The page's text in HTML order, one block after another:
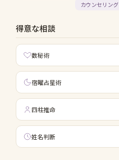
カウンセリング
得意な相談
数秘術
宿曜占星術
四柱推命
姓名判断